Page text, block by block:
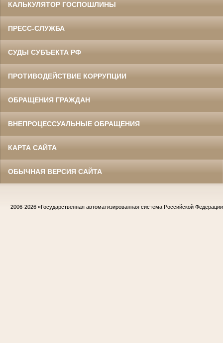
КАЛЬКУЛЯТОР ГОСПОШЛИНЫ
ПРЕСС-СЛУЖБА
СУДЫ СУБЪЕКТА РФ
ПРОТИВОДЕЙСТВИЕ КОРРУПЦИИ
ОБРАЩЕНИЯ ГРАЖДАН
ВНЕПРОЦЕССУАЛЬНЫЕ ОБРАЩЕНИЯ
КАРТА САЙТА
ОБЫЧНАЯ ВЕРСИЯ САЙТА
2006-2026 «Государственная автоматизированная система Российской